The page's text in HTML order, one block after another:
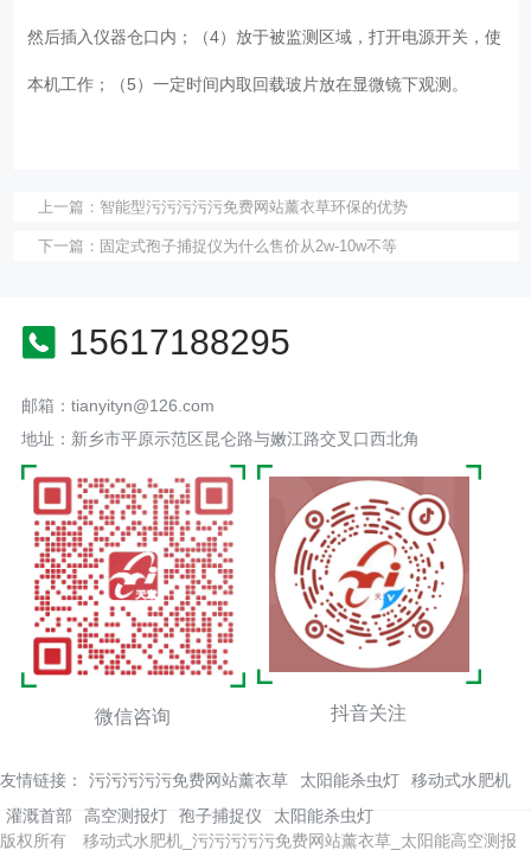
然后插入仪器仓口内；（4）放于被监测区域，打开电源开关，使
本机工作；（5）一定时间内取回载玻片放在显微镜下观测。
上一篇： 智能型污污污污污免费网站薰衣草环保的优势
下一篇： 固定式孢子捕捉仪为什么售价从2w-10w不等
15617188295
邮箱：tianyityn@126.com
地址：新乡市平原示范区昆仑路与嫩江路交叉口西北角
微信咨询 抖音关注
友情链接： 污污污污污免费网站薰衣草 太阳能杀虫灯
移动式水肥机
灌溉首部
高空测报灯 孢子捕捉仪
太阳能杀虫灯
版权所有 移动式水肥机_污污污污污免费网站薰衣草_太阳能高空测报